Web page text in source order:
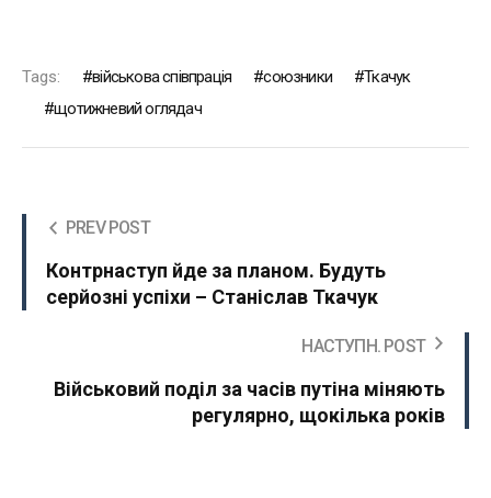
Tags: військова співпрація союзники
Ткачук
щотижневий оглядач
PREV POST
Контрнаступ йде за планом. Будуть
серйозні успіхи – Станіслав Ткачук
НАСТУПН. POST
Військовий поділ за часів путіна міняють
регулярно, щокілька років